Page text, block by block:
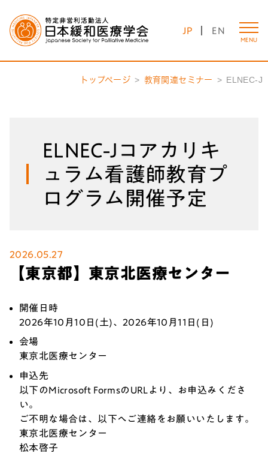
JP EN
MENU
トップページ 教育関連セミナー ELNEC-J
ELNEC-Jコアカリキ
ュラム看護師教育プ
ログラム開催予定
2026.05.27
【東京都】東京北医療センター
開催日時
2026年10 月10日(土)、2026年10月11日(日)
会場
東京北医療センター
申込先
以下のMicrosoft FormsのURLより、お申込みくださ
い。
ご不明な場合は、以下へご連絡をお願いいたします。
東京北医療センター
松本啓子